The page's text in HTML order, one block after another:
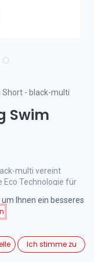
- black-multi
Swim
multi vereint
Eco Technologie für
Training und
Ihnen ein besseres
Ich stimme zu